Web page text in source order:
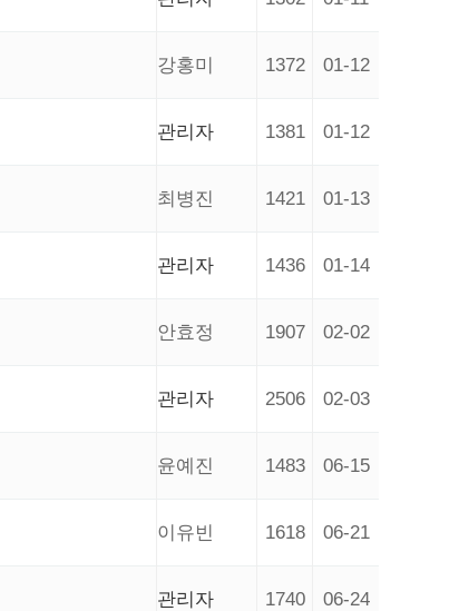
강홍미 1372 01-12
관리자 1381 01-12
최병진 1421 01-13
관리자 1436 01-14
안효정 1907 02-02
관리자 2506 02-03
윤예진 1483 06-15
이유빈 1618 06-21
관리자 1740 06-24